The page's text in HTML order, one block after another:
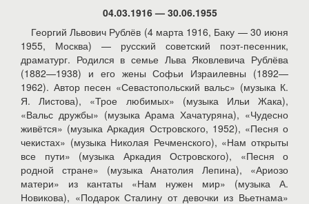
04.03.1916 — 30.06.1955
Георгий Львович Рублёв (4 марта 1916, Баку — 30 июня
1955, Москва) — русский советский поэт-песенник,
драматург. Родился в семье Льва Яковлевича Рублёва
(1882—1938) и его жены Софьи Израилевны (1892—
1962). Автор песен «Севастопольский вальс» (музыка К.
Я. Листова), «Трое любимых» (музыка Ильи Жака),
«Вальс дружбы» (музыка Арама Хачатуряна), «Чудесно
живётся» (музыка Аркадия Островского, 1952), «Песня о
чекистах» (музыка Николая Речменского), «Нам открыты
все пути» (музыка Аркадия Островского), «Песня о
родной стране» (музыка Анатолия Лепина), «Ариозо
матери» из кантаты «Нам нужен мир» (музыка А.
Новикова), «Подарок Сталину от девочки из Вьетнама»